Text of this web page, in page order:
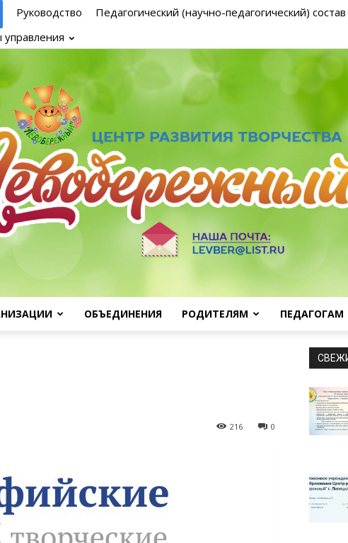
Руководство Педагогический (научно-педагогический) состав
ОБЪЕДИНЕНИЯ РОДИТЕЛЯМ ПЕДАГОГАМ
0
216